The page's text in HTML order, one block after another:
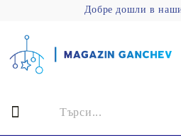
Добре дошли в